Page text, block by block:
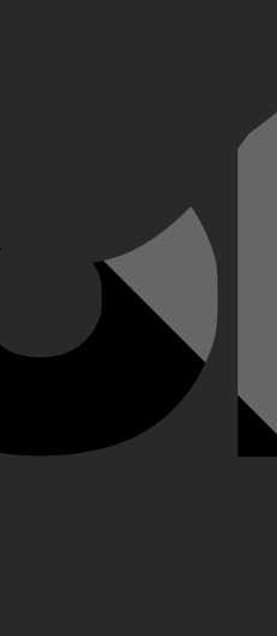
hun relatie hun verschillende